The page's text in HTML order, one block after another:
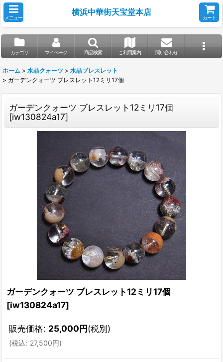
メニュー
横浜中華街天宝堂本店
カート
カテゴリ マイページ 商品検索 ご利用案内 問い合わせ
ホーム > 水晶クォーツ > 水晶ブレスレット
> ガーデンクォーツ ブレスレット12ミリ17個
ガーデンクォーツ ブレスレット12ミリ17個
[iw130824a17]
ガーデンクォーツ ブレスレット12ミリ17個
[iw130824a17]
販売価格: 25,000円(税別)
(税込: 27,500円)